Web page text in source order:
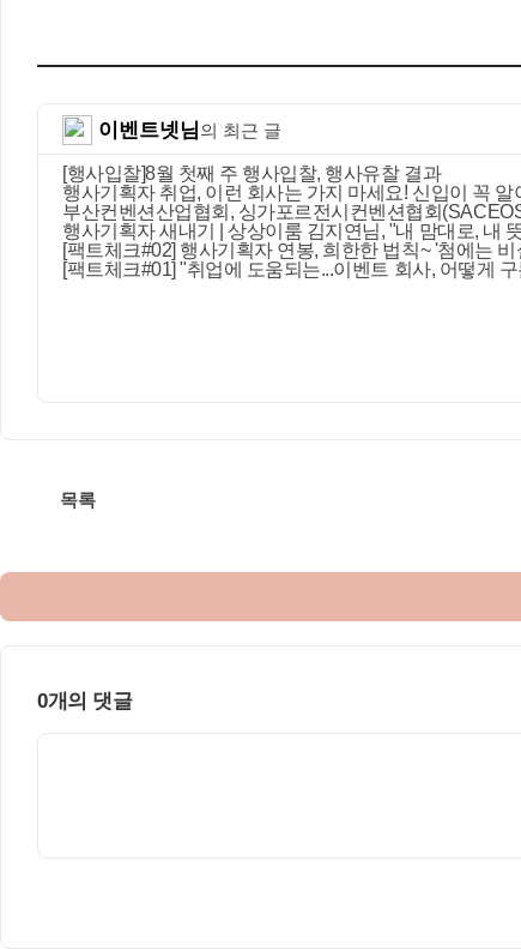
이벤트넷님의 최근 글
[행사입찰]8월 첫째 주 행사입찰, 행사유찰 결과
행사기획자 취업, 이런 회사는 가지 마세요! 신입이 꼭
부산컨벤션산업협회, 싱가포르전시컨벤션협회
행사기획자 새내기 | 상상이룸 김지연님, "내 맘대로, 내
[팩트체크#02] 행사기획자 연봉, 희한한 법칙~ '첨에는
[팩트체크#01] "취업에 도움되는...이벤트 회사, 어떻게
목록
0개의 댓글